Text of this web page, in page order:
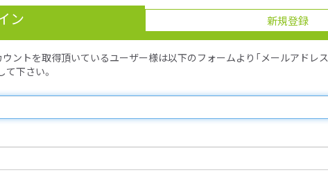
ン 新規登録
ントを取得頂いているユーザー様は以下のフォームより「メールアドレス
下さい。